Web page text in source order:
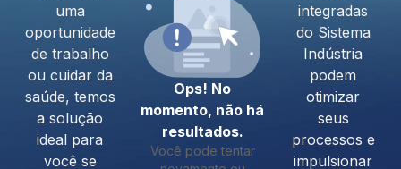
uma
oportunidade
de trabalho
ou cuidar da
saúde, temos
a solução
ideal para
você se
Ops! No
momento, não há
resultados.
Você pode tentar
integradas
do Sistema
Indústria
podem
otimizar
seus
processos e
impulsionar